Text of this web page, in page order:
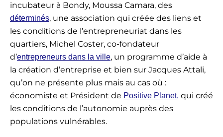
incubateur à Bondy, Moussa Camara, des
déterminés, une association qui créée des liens et
les conditions de l’entrepreneuriat dans les
quartiers, Michel Coster, co-fondateur
d’entrepreneurs dans la ville, un programme d’aide à
la création d’entreprise et bien sur Jacques Attali,
qu’on ne présente plus mais au cas où :
économiste et Président de Positive Planet, qui créé
les conditions de l’autonomie auprès des
populations vulnérables.